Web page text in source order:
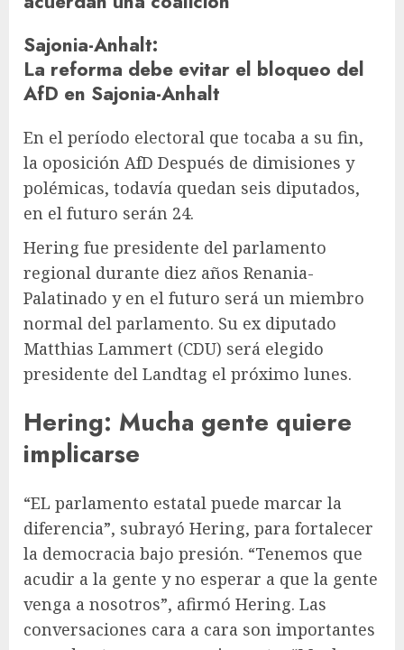
Sajonia-Anhalt:
La reforma debe evitar el bloqueo del
AfD en Sajonia-Anhalt
En el período electoral que tocaba a su fin,
la oposición AfD Después de dimisiones y
polémicas, todavía quedan seis diputados,
en el futuro serán 24.
Hering fue presidente del parlamento
regional durante diez años Renania-
Palatinado y en el futuro será un miembro
normal del parlamento. Su ex diputado
Matthias Lammert (CDU) será elegido
presidente del Landtag el próximo lunes.
Hering: Mucha gente quiere
implicarse
“EL parlamento estatal puede marcar la
diferencia”, subrayó Hering, para fortalecer
la democracia bajo presión. “Tenemos que
acudir a la gente y no esperar a que la gente
venga a nosotros”, afirmó Hering. Las
conversaciones cara a cara son importantes